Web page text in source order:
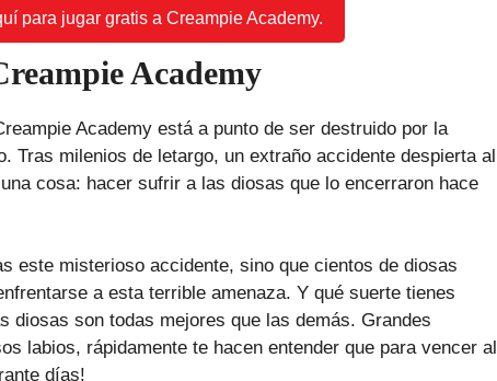
para jugar gratis a Creampie Academy.
Academy
Academy está a punto de ser destruido por la
Tras milenios de letargo, un extraño accidente despierta al
cosa: hacer sufrir a las diosas que lo encerraron hace
este misterioso accidente, sino que cientos de diosas
a esta terrible amenaza. Y qué suerte tienes
diosas son todas mejores que las demás. Grandes
labios, rápidamente te hacen entender que para vencer al
días!